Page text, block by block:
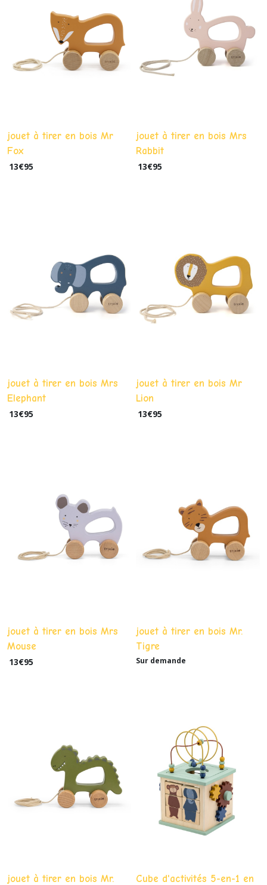
jouet à tirer en bois Mr
Fox
13€95
jouet à tirer en bois Mrs
Rabbit
13€95
jouet à tirer en bois Mrs
Elephant
13€95
jouet à tirer en bois Mr
Lion
13€95
jouet à tirer en bois Mrs
Mouse
13€95
jouet à tirer en bois Mr.
Tigre
Sur demande
jouet à tirer en bois Mr.
Cube d'activités 5-en-1 en